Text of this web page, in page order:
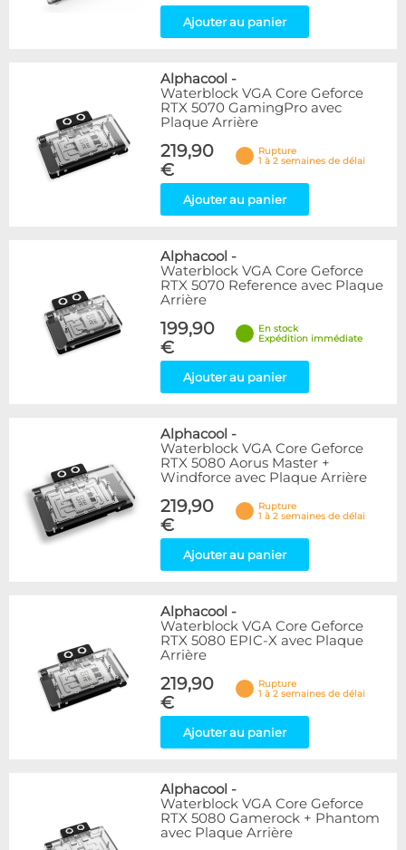
Ajouter au panier
Alphacool -
Waterblock VGA Core Geforce
RTX 5070 GamingPro avec
Plaque Arrière
219,90
€
Rupture
1 à 2 semaines de délai
Ajouter au panier
Alphacool -
Waterblock VGA Core Geforce
RTX 5070 Reference avec Plaque
Arrière
199,90
€
En stock
Expédition immédiate
Ajouter au panier
Alphacool -
Waterblock VGA Core Geforce
RTX 5080 Aorus Master +
Windforce avec Plaque Arrière
219,90
€
Rupture
1 à 2 semaines de délai
Ajouter au panier
Alphacool -
Waterblock VGA Core Geforce
RTX 5080 EPIC-X avec Plaque
Arrière
219,90
€
Rupture
1 à 2 semaines de délai
Ajouter au panier
Alphacool -
Waterblock VGA Core Geforce
RTX 5080 Gamerock + Phantom
avec Plaque Arrière